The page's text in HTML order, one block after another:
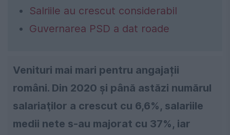
Salriile au crescut considerabil
Guvernarea PSD a dat roade
Venituri mai mari pentru angajații
români. Din 2020 și până astăzi numărul
salariaţilor a crescut cu 6,6%, salariile
medii nete s-au majorat cu 37%, iar